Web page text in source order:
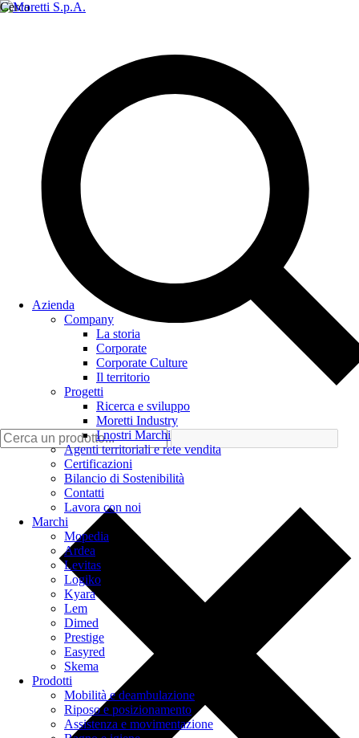
Cerca
Azienda
Company
La storia
Corporate
Corporate Culture
Il territorio
Progetti
Ricerca e sviluppo
Moretti Industry
I nostri Marchi
Agenti territoriali e rete vendita
Certificazioni
Bilancio di Sostenibilità
Contatti
Lavora con noi
Marchi
Mopedia
Ardea
Levitas
Logiko
Kyara
Lem
Dimed
Prestige
Easyred
Skema
Prodotti
Mobilità e deambulazione
Riposo e posizionamento
Assistenza e movimentazione